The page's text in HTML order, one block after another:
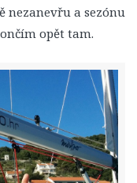
nezanevřu a sezónu
opět tam.